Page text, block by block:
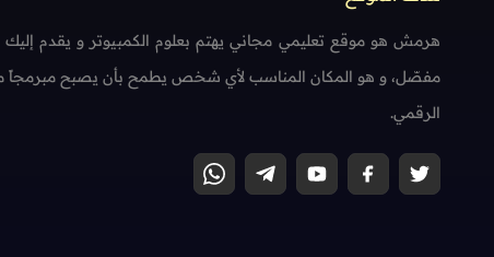
هرمش هو موقع تعليمي مجاني يهتم بعلوم الكمبيوتر و يقدم
مفصّل، و هو المكان المناسب لأي شخص يطمح بأن يصبح مبرمجاً
الرقمي.